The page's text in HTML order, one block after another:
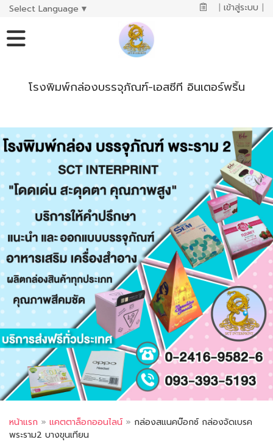
Select Language ▼ | เข้าสู่ระบบ |
โรงพิมพ์กล่องบรรจุภัณฑ์-เอสซีที อินเตอร์พริ้น
หน้าแรก » แคตตาล็อกออนไลน์ » กล่องสแนคบ๊อกซ์ กล่องจัดเบรค
พระราม2 บางขุนเทียน